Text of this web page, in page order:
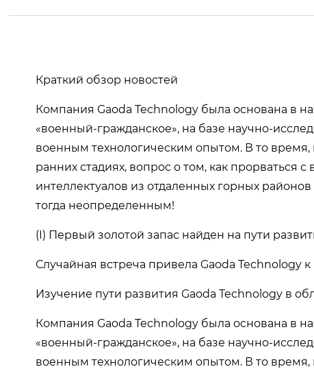
Краткий обзор новостей
Компания Gaoda Technology была основана в
«военный-гражданское», на базе научно-
военным технологическим опытом. В то
ранних стадиях, вопрос о том, как прорваться
интеллектуалов из отдаленных горных
тогда неопределенным!
(I) Первый золотой запас найден на пути
Случайная встреча привела Gaoda Technology
Изучение пути развития Gaoda Technology в
Компания Gaoda Technology была основана в
«военный-гражданское», на базе научно-
военным технологическим опытом. В то